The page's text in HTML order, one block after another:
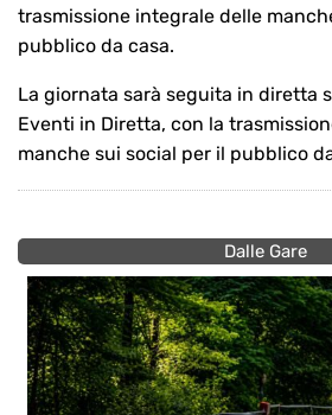
trasmissione integrale delle
pubblico da casa.
La giornata sarà seguita in diretta
Eventi in Diretta, con la
manche sui social per il pubblico
Dalle Gare